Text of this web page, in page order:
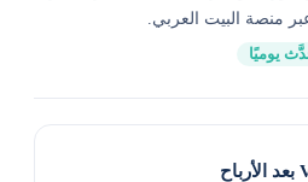
منصة البيت العربي.
يوميًا